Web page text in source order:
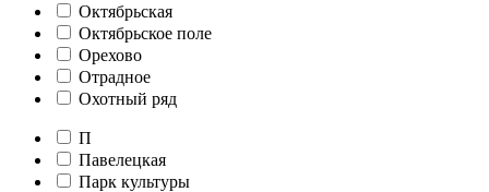
Октябрьская
Октябрьское поле
Орехово
Отрадное
Охотный ряд
П
Павелецкая
Парк культуры